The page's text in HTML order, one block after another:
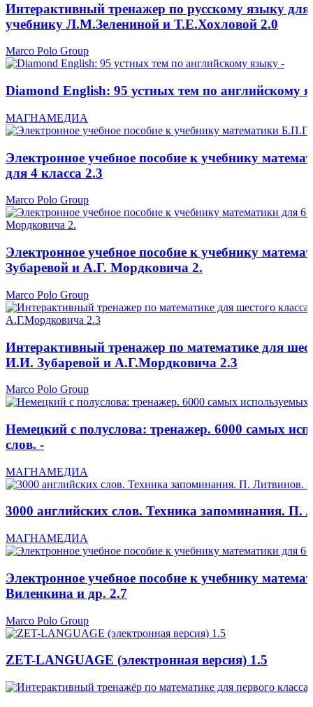
Интерактивный тренажер по русскому языку для
учебнику Л.М.Зелениной и Т.Е.Хохловой 2.0
Marco Polo Group
Diamond English: 95 устных тем по английскому
МАГНАМЕДИА
Электронное учебное пособие к учебнику
для 4 класса 2.3
Marco Polo Group
Электронное учебное пособие к учебнику
Зубаревой и А.Г. Мордковича 2.
Marco Polo Group
Интерактивный тренажер по математике для
И.И. Зубаревой и А.Г.Мордковича 2.3
Marco Polo Group
Немецкий с полуслова: тренажер. 6000 самых
слов. -
МАГНАМЕДИА
3000 английских слов. Техника запоминания. П.
МАГНАМЕДИА
Электронное учебное пособие к учебнику
Виленкина и др. 2.7
Marco Polo Group
ZET-LANGUAGE (электронная версия) 1.5